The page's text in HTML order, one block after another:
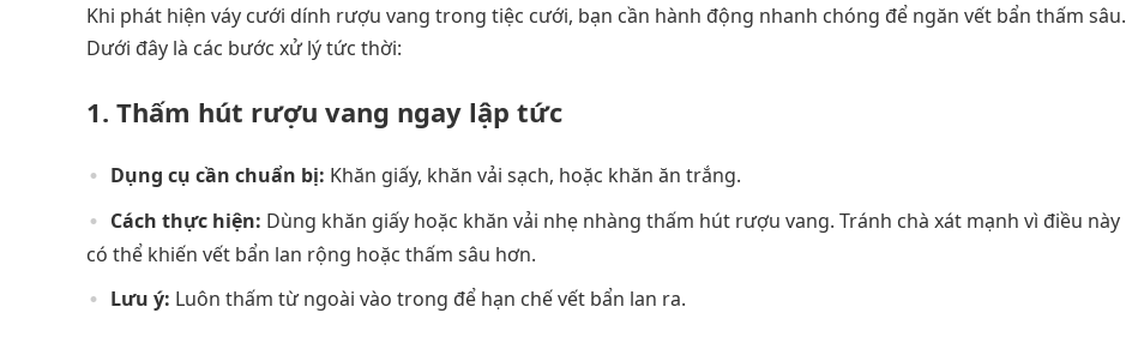
Khi phát hiện váy cưới dính rượu vang trong tiệc cưới, bạn cần hành động nhanh chóng để ngăn vết bẩn thấm sâu.
Dưới đây là các bước xử lý tức thời:
1. Thấm hút rượu vang ngay lập tức
Dụng cụ cần chuẩn bị: Khăn giấy, khăn vải sạch, hoặc khăn ăn trắng.
Cách thực hiện: Dùng khăn giấy hoặc khăn vải nhẹ nhàng thấm hút rượu vang. Tránh chà xát mạnh vì điều này
có thể khiến vết bẩn lan rộng hoặc thấm sâu hơn.
Lưu ý: Luôn thấm từ ngoài vào trong để hạn chế vết bẩn lan ra.